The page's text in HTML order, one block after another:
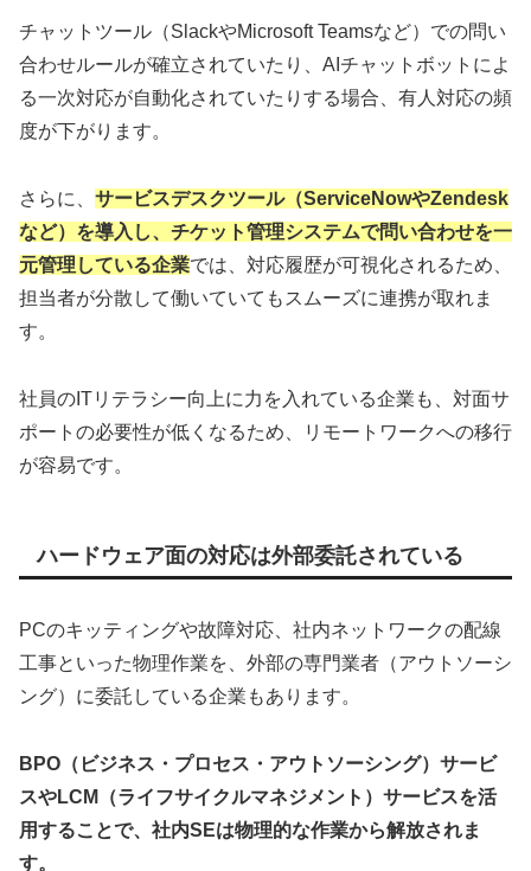
チャットツール（SlackやMicrosoft Teamsなど）での問い
合わせルールが確立されていたり、AIチャットボットによ
る一次対応が自動化されていたりする場合、有人対応の頻
度が下がります。
さらに、 サービスデスクツール（ServiceNowやZendesk
など）を導入し、チケット管理システムで問い合わせを一
元管理している企業では、対応履歴が可視化されるため、
担当者が分散して働いていてもスムーズに連携が取れま
す。
社員のITリテラシー向上に力を入れている企業も、対面サ
ポートの必要性が低くなるため、リモートワークへの移行
が容易です。
ハードウェア面の対応は外部委託されている
PCのキッティングや故障対応、社内ネットワークの配線
工事といった物理作業を、外部の専門業者（アウトソーシ
ング）に委託している企業もあります。
BPO（ビジネス・プロセス・アウトソーシング）サービ
スやLCM（ライフサイクルマネジメント）サービスを活
用することで、社内SEは物理的な作業から解放されま
す。